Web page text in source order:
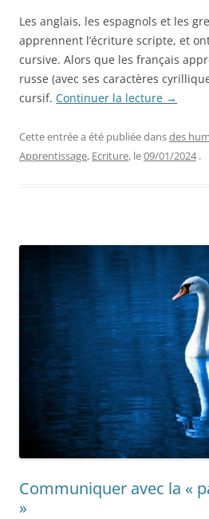
Les anglais, les espagnols et les
apprennent l’écriture scripte, et
cursive. Alors que les français
russe (avec ses caractères
cursif. Continuer la lecture →
Cette entrée a été publiée dansdes
Apprentissage, Ecriture, le09/01/2024 .
Communiquer avec la «
»